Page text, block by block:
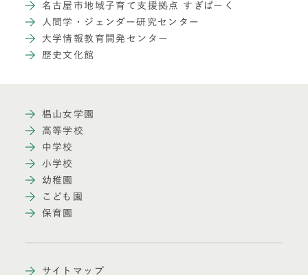
名古屋市地域子育て支援拠点 すぎぱーく
人間学・ジェンダー研究センター
大学情報教育開発センター
歴史文化館
椙山女学園
高等学校
中学校
小学校
幼稚園
こども園
保育園
サイトマップ